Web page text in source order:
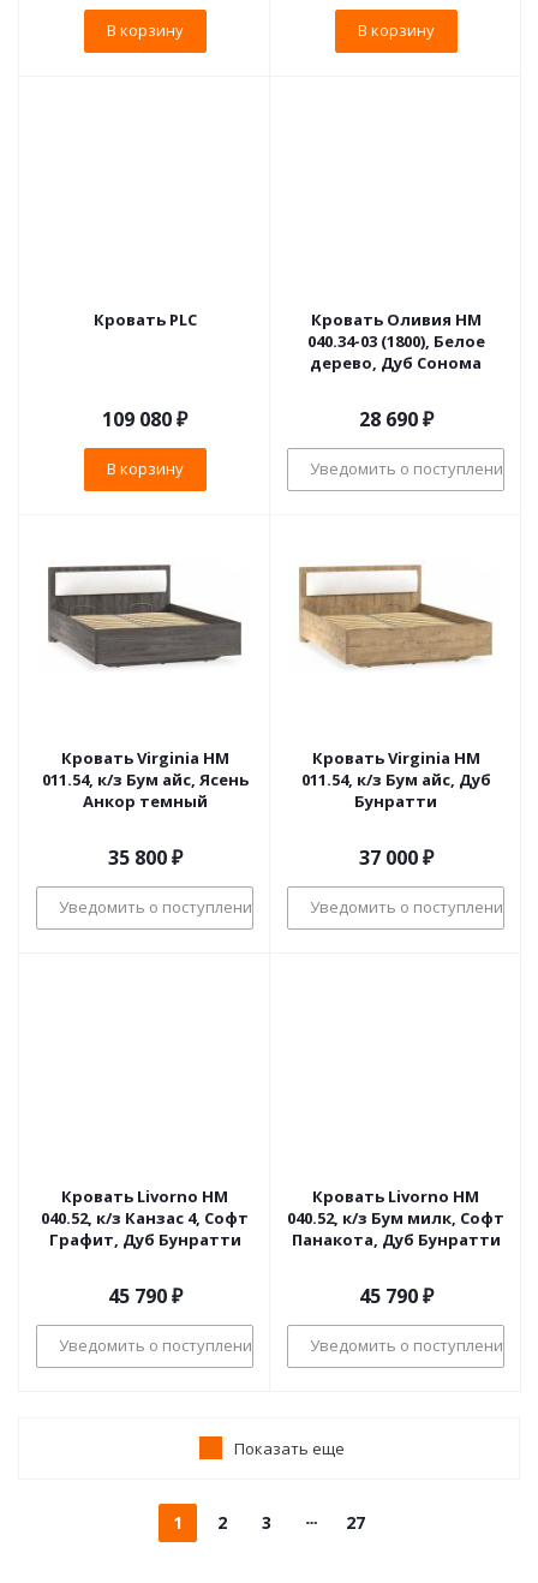
В корзину В корзину
Кровать PLC
109 080₽
В корзину
Кровать Оливия НМ
040.34-03 (1800), Белое
дерево, Дуб Сонома
28 690₽
Уведомить о поступлении
Кровать Virginia НМ
011.54, к/з Бум айс, Ясень
Анкор темный
35 800₽
Уведомить о поступлении
Кровать Virginia НМ
011.54, к/з Бум айс, Дуб
Бунратти
37 000₽
Уведомить о поступлении
Кровать Livorno НМ
040.52, к/з Канзас 4, Софт
Графит, Дуб Бунратти
45 790₽
Уведомить о поступлении
Кровать Livorno НМ
040.52, к/з Бум милк, Софт
Панакота, Дуб Бунратти
45 790₽
Уведомить о поступлении
Показать еще
1 2 3 27